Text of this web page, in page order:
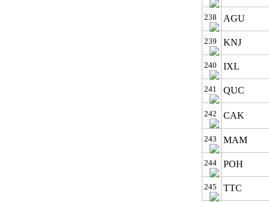
238 AGU
239 KNJ
240 IXL
241 QUC
242 CAK
243 MAM
244 POH
245 TTC